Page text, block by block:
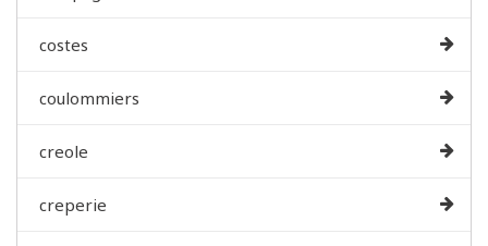
costes
coulommiers
creole
creperie